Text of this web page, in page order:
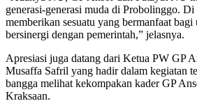
generasi-generasi muda di Probolinggo. Di
memberikan sesuatu yang bermanfaat bagi
bersinergi dengan pemerintah,” jelasnya.
Apresiasi juga datang dari Ketua PW GP
Musaffa Safril yang hadir dalam kegiatan
bangga melihat kekompakan kader GP
Kraksaan.